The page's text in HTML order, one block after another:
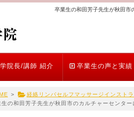
卒業生の和田芳子先生が秋田市
学院長/講師 紹介 卒業生の声と実績
> 経絡リンパセルフマッサージインスト
生の和田芳子先生が秋田市のカルチャーセンタ